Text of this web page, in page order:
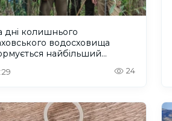
дні колишнього
водосховища
найбільший
24